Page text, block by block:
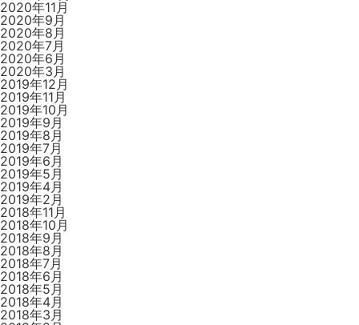
2020年11月
2020年9月
2020年8月
2020年7月
2020年6月
2020年3月
2019年12月
2019年11月
2019年10月
2019年9月
2019年8月
2019年7月
2019年6月
2019年5月
2019年4月
2019年2月
2018年11月
2018年10月
2018年9月
2018年8月
2018年7月
2018年6月
2018年5月
2018年4月
2018年3月